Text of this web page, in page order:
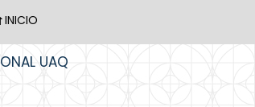
INICIO
UAQ